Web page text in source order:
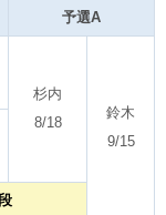
予選A
杉内
8/18
鈴木
9/15